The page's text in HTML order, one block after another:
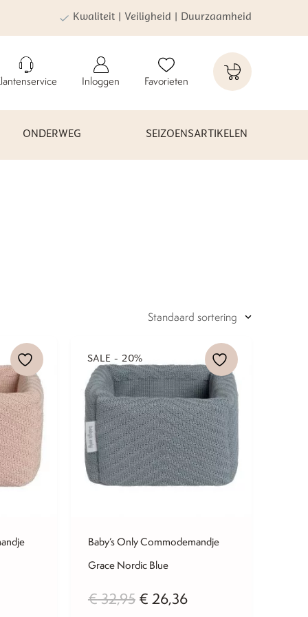
Kwaliteit | Veiligheid | Duurzaamheid
Inloggen Favorieten
ONDERWEG SEIZOENSARTIKELEN
SALE - 20%
Baby’s Only Commodemandje
Grace Nordic Blue
€32,95 Oorspronkelijke
€ 26,36Huidige